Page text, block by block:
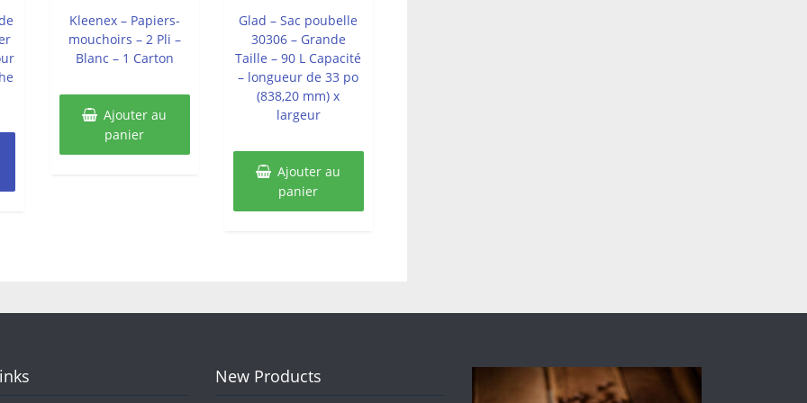
Kleenex – Papiers-
mouchoirs – 2 Pli –
Blanc – 1 Carton
Ajouter au
panier
Glad – Sac poubelle
30306 – Grande
Taille – 90 L Capacité
– longueur de 33 po
(838,20 mm) x
largeur
Ajouter au
panier
New Products